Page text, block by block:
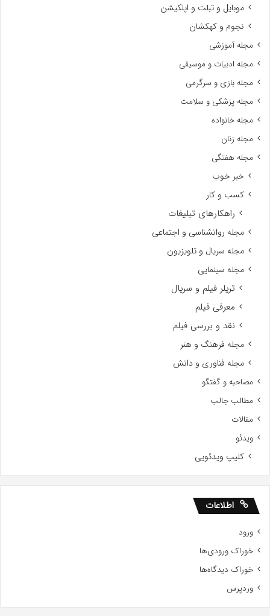
موبایل و تبلت و اپلکیشن
نجوم و کهکشان
مجله آموزشی
مجله ادبیات و موسیقی
مجله بازی و سرگرمی
مجله پزشکی و سلامت
مجله خانواده
مجله زنان
مجله هفتگی
خبر خوب
کسب و کار
راهکارهای تبلیغات
مجله روانشناسی و اجتماعی
مجله سریال و تلویزیون
مجله سینمایی
تریلر فیلم و سریال
معرفی فیلم
نقد و بررسی فیلم
مجله فرهنگ و هنر
مجله فناوری و دانش
مصاحبه و گفتگو
مطالب جالب
مقالات
ویدئو
کلیپ ویدئویی
اطلاعات
ورود
خوراک ورودی‌ها
خوراک دیدگاه‌ها
وردپرس